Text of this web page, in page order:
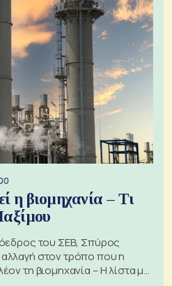
η βιομηχανία – Τι
του ΣΕΒ, Σπύρος
στον τρόπο που η
τη βιομηχανία – Η λίστα με